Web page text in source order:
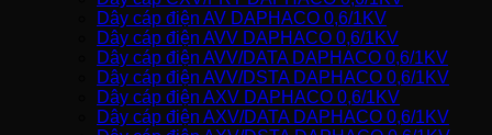
Dây cáp điện AV DAPHACO 0,6/1KV
Dây cáp điện AVV DAPHACO 0,6/1KV
Dây cáp điện AVV/DATA DAPHACO 0,6/1KV
Dây cáp điện AVV/DSTA DAPHACO 0,6/1KV
Dây cáp điện AXV DAPHACO 0,6/1KV
Dây cáp điện AXV/DATA DAPHACO 0,6/1KV